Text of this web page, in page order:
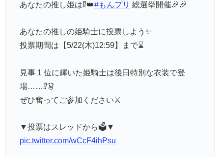
あなたの推し姫は⁉👑#もんプリ 総選挙開催🎉🎉
あなたの推しの姫騎士に投票しよう✨
投票期間は【5/22(木)12:59】まで⌛
見事 1 位に輝いた姫騎士は後日特別な衣装で登
場……⁉👗
ぜひ奮ってご参加ください⚔
▼投票はスレッドから🗳️▼
pic.twitter.com/wCcF4ihPsu